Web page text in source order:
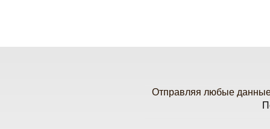
Отправляя любые